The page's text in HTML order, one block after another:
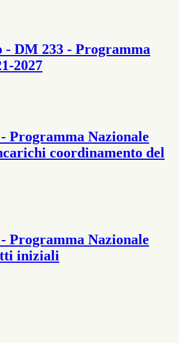
- DM 233 - Programma
2027
Programma Nazionale
coordinamento del
Programma Nazionale
iniziali